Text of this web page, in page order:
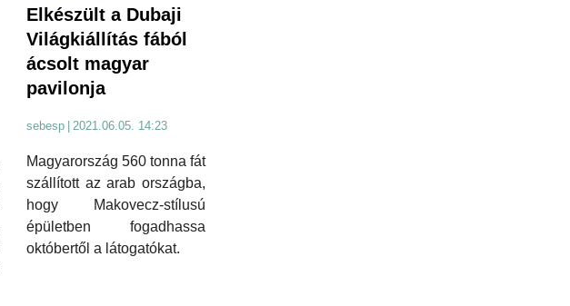
Elkészült a Dubaji
Világkiállítás fából
ácsolt magyar
pavilonja
sebesp 2021.06.05. 14:23
Magyarország 560 tonna fát
szállított az arab országba,
hogy Makovecz-stílusú
épületben fogadhassa
októbertől a látogatókat.